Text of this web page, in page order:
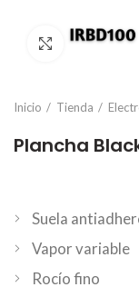
Click para
Inicio Tienda
Plancha
Suela
Vapor variable
Rocío fino